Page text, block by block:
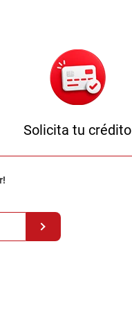
Solicita tu crédito